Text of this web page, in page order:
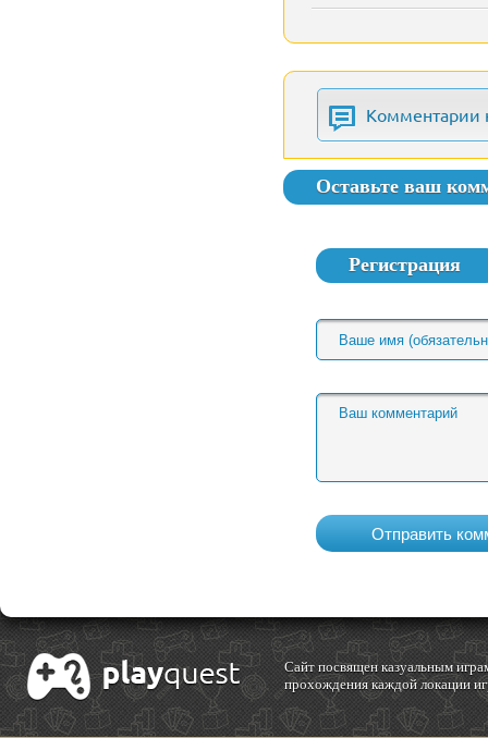
Комментарии
Оставьте ваш
Регистрация
Cайт посвящен казуальным
прохождения каждой локации